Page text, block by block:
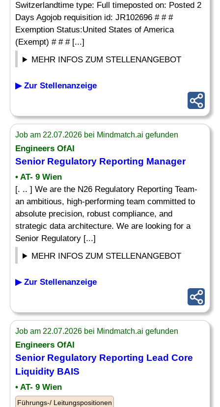
Switzerlandtime type: Full timeposted on: Posted 2
Days Agojob requisition id: JR102696 # # #
Exemption Status:United States of America
(Exempt) # # # [...]
MEHR INFOS ZUM STELLENANGEBOT
▶ Zur Stellenanzeige
Job am 22.07.2026 bei Mindmatch.ai gefunden
Engineers OfAI
Senior Regulatory Reporting Manager
• AT- 9 Wien
[. .. ] We are the N26 Regulatory Reporting Team-
an ambitious, high-performing team committed to
absolute precision, robust compliance, and
strategic data architecture. We are looking for a
Senior Regulatory [...]
MEHR INFOS ZUM STELLENANGEBOT
▶ Zur Stellenanzeige
Job am 22.07.2026 bei Mindmatch.ai gefunden
Engineers OfAI
Senior Regulatory Reporting Lead Core
Liquidity BAIS
• AT- 9 Wien
Führungs-/ Leitungspositionen